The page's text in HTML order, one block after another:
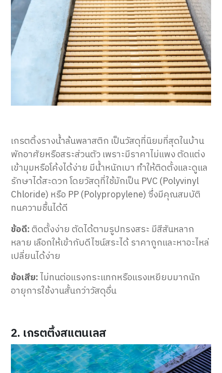
เกรตติ้งรางน้ำล้นพลาสติก เป็นวัสดุที่นิยมที่สุดในบ้าน
พักอาศัยหรือสระส่วนตัว เพราะมีราคาไม่แพง ตัดแต่ง
เข้ามุมหรือโค้งได้ง่าย มีน้ำหนักเบา ทำให้ติดตั้งและดูแล
รักษาได้สะดวก โดยวัสดุที่ใช้มักเป็น PVC (Polyvinyl
Chloride) หรือ PP (Polypropylene) ซึ่งมีคุณสมบัติ
ทนความชื้นได้ดี
ข้อดี:ติดตั้งง่าย ตัดได้ตามรูปทรงสระ มีสีสันหลาก
หลาย เลือกให้เข้ากับดีไซน์สระได้ ราคาถูกและหาอะไหล่
เปลี่ยนได้ง่าย
ข้อเสีย:ไม่ทนต่อแรงกระแทกหรือแรงเหยียบมากนัก
อายุการใช้งานสั้นกว่าวัสดุอื่น
2. เกรตติ้งสแตนเลส